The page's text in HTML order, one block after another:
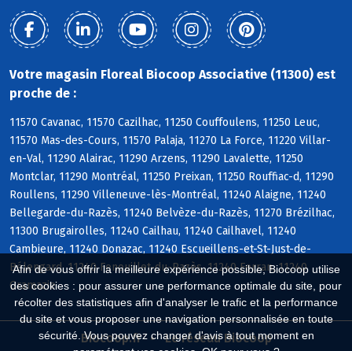
Afin de vous offrir la meilleure expérience possible, Biocoop utilise
des cookies : pour assurer une performance optimale du site, pour
récolter des statistiques afin d'analyser le trafic et la performance
du site et vous proposer une navigation personnalisée en toute
sécurité. Vous pouvez changer d'avis à tout moment en
Votre magasin Floreal Biocoop Associative (11300) est
proche de :
11570 Cavanac, 11570 Cazilhac, 11250 Couffoulens, 11250 Leuc,
11570 Mas-des-Cours, 11570 Palaja, 11270 La Force, 11220 Villar-
en-Val, 11290 Alairac, 11290 Arzens, 11290 Lavalette, 11250
Montclar, 11290 Montréal, 11250 Preixan, 11250 Rouffiac-d, 11290
Roullens, 11290 Villeneuve-lès-Montréal, 11240 Alaigne, 11240
Bellegarde-du-Razès, 11240 Belvèze-du-Razès, 11270 Brézilhac,
11300 Brugairolles, 11240 Cailhau, 11240 Cailhavel, 11240
Cambieure, 11240 Donazac, 11240 Escueillens-et-St-Just-de-
Bélengard, 11240 Fenouillet-du-Razès, 11240 Ferran, 11240
Gramazie
Biocoop.fr Le réseau Biocoop